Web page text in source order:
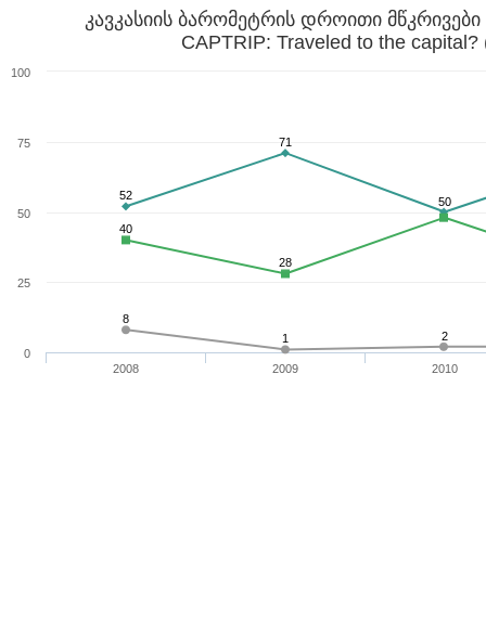
კავკასიის ბარომეტრის დროითი მწკრივები
CAPTRIP: Traveled to the capital?
8
1
2
52
71
50
40
28
2008 2009 2010
0
25
50
75
100